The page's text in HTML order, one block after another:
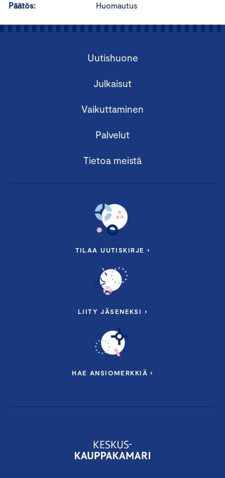
Päätös: Huomautus
Uutishuone
Julkaisut
Vaikuttaminen
Palvelut
Tietoa meistä
TILAA UUTISKIRJE ›
LIITY JÄSENEKSI ›
HAE ANSIOMERKKIÄ ›